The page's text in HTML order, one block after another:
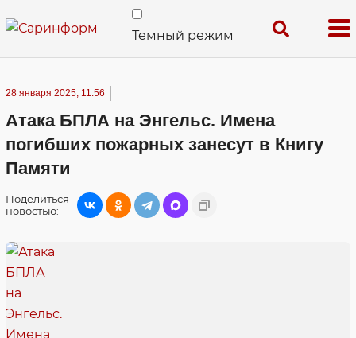
Темный режим
28 января 2025, 11:56
Атака БПЛА на Энгельс. Имена
погибших пожарных занесут в Книгу
Памяти
Поделиться
новостью: